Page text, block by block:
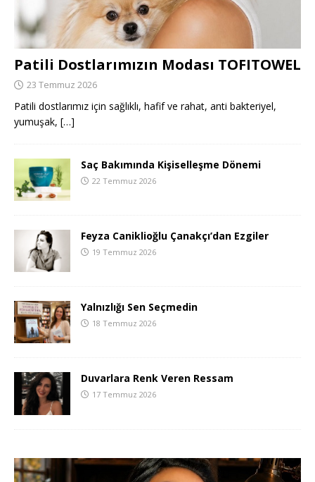
Patili Dostlarımızın Modası TOFITOWEL
23 Temmuz 2026
Patili dostlarımız için sağlıklı, hafif ve rahat, anti bakteriyel,
yumuşak, […]
Saç Bakımında Kişiselleşme Dönemi
22 Temmuz 2026
Feyza Caniklioğlu Çanakçı’dan Ezgiler
19 Temmuz 2026
Yalnızlığı Sen Seçmedin
18 Temmuz 2026
Duvarlara Renk Veren Ressam
17 Temmuz 2026